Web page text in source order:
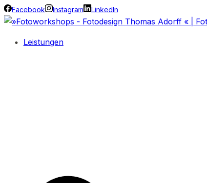
Facebook Instagram LinkedIn
Leistungen